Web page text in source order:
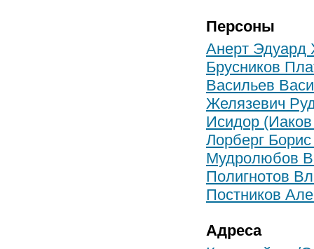
Персоны
Анерт Эдуард
Брусников
Васильев
Желязевич
Исидор
Лорберг
Мудролюбов
Полигнотов
Постников
Адреса